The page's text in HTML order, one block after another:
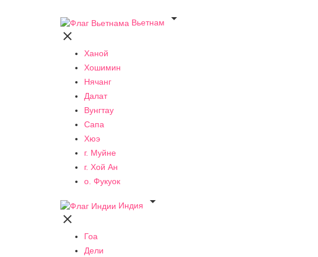
Вьетнам


Ханой
Хошимин
Нячанг
Далат
Вунгтау
Сапа
Хюэ
г. Муйне
г. Хой Ан
о. Фукуок
Индия


Гоа
Дели